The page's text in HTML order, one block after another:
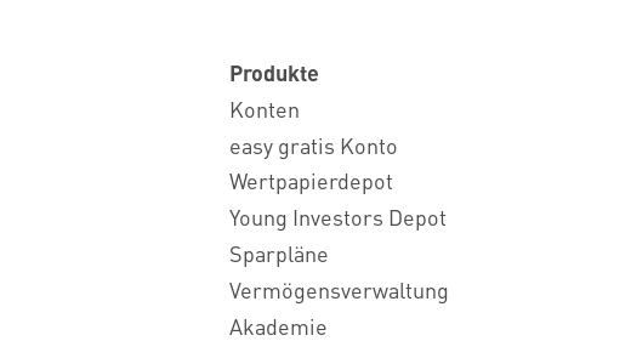
Produkte
Konten
easy gratis Konto
Wertpapierdepot
Young Investors Depot
Sparpläne
Vermögensverwaltung
Akademie